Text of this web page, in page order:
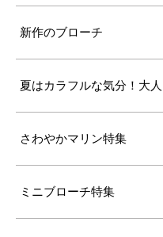
新作のブローチ
夏はカラフルな気分！大
さわやかマリン特集
ミニブローチ特集